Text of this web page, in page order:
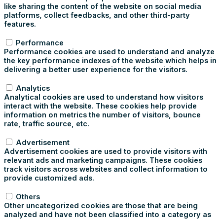
like sharing the content of the website on social media
platforms, collect feedbacks, and other third-party
features.
Performance
Performance cookies are used to understand and analyze
the key performance indexes of the website which helps in
delivering a better user experience for the visitors.
Analytics
Analytical cookies are used to understand how visitors
interact with the website. These cookies help provide
information on metrics the number of visitors, bounce
rate, traffic source, etc.
Advertisement
Advertisement cookies are used to provide visitors with
relevant ads and marketing campaigns. These cookies
track visitors across websites and collect information to
provide customized ads.
Others
Other uncategorized cookies are those that are being
analyzed and have not been classified into a category as